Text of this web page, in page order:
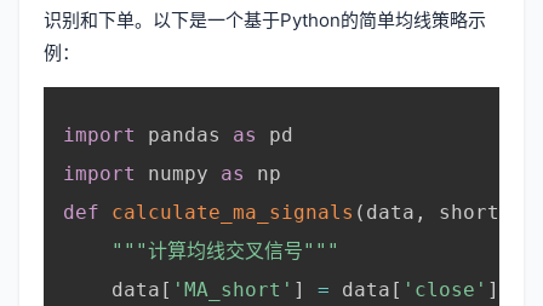
识别和下单。以下是一个基于Python的简单均线策略示
例：
import pandas as
pd
import
numpy as
np
def
calculate_ma_signals ( data ,
"""计算均线交叉信号"""
    data
[ 'MA_short' ] = data [ 'close' ]